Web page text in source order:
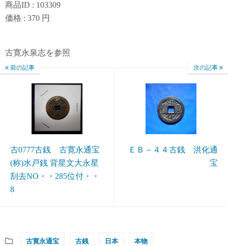
商品ID : 103309
価格 : 370 円
古寛永泉志を参照
前の記事
古0777古銭 古寛永通宝
(称)水戸銭 背星文大永星
刮去NO・・285位付・・
8
次の記事
ＥＢ－４４古銭 洪化通
宝
古寛永通宝 古銭 日本 本物